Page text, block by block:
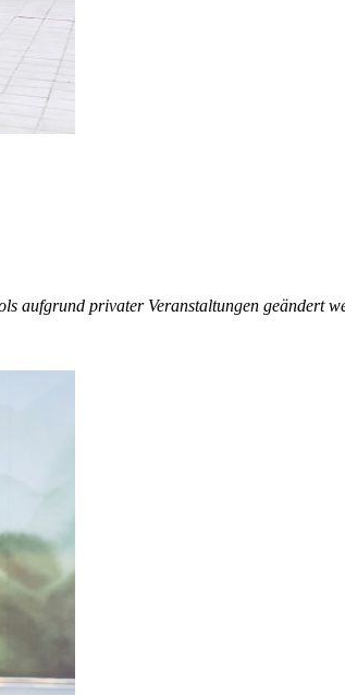
aufgrund privater Veranstaltungen geändert